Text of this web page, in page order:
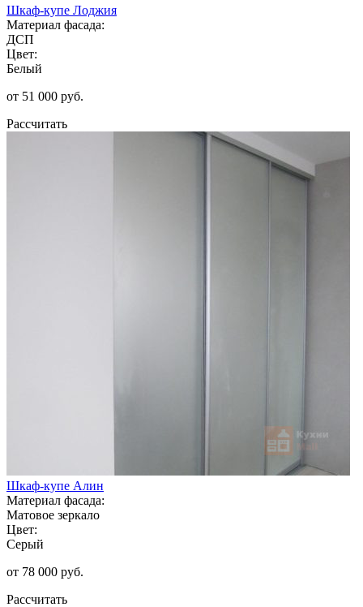
Шкаф-купе Лоджия
Материал фасада:
ДСП
Цвет:
Белый
от 51 000 руб.
Рассчитать
Шкаф-купе Алин
Материал фасада:
Матовое зеркало
Цвет:
Серый
от 78 000 руб.
Рассчитать